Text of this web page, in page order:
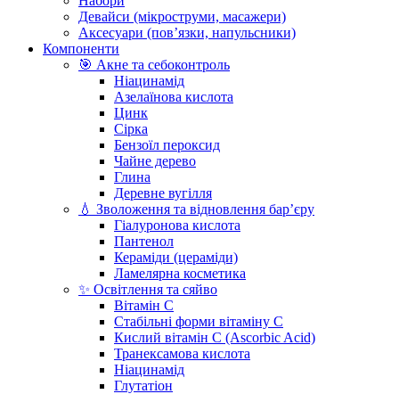
Девайси (мікроструми, масажери)
Аксесуари (повʼязки, напульсники)
Компоненти
🎯 Акне та себоконтроль
Ніацинамід
Азелаїнова кислота
Цинк
Сірка
Бензоїл пероксид
Чайне дерево
Глина
Деревне вугілля
💧 Зволоження та відновлення бар’єру
Гіалуронова кислота
Пантенол
Кераміди (цераміди)
Ламелярна косметика
✨ Освітлення та сяйво
Вітамін С
Стабільні форми вітаміну С
Кислий вітамін С (Ascorbic Acid)
Транексамова кислота
Ніацинамід
Глутатіон